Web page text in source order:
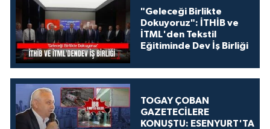
"Geleceği Birlikte
Dokuyoruz": İTHİB ve
İTML'den Tekstil
Eğitiminde Dev İş Birliği
TOGAY ÇOBAN
GAZETECİLERE
KONUŞTU: ESENYURT'TA